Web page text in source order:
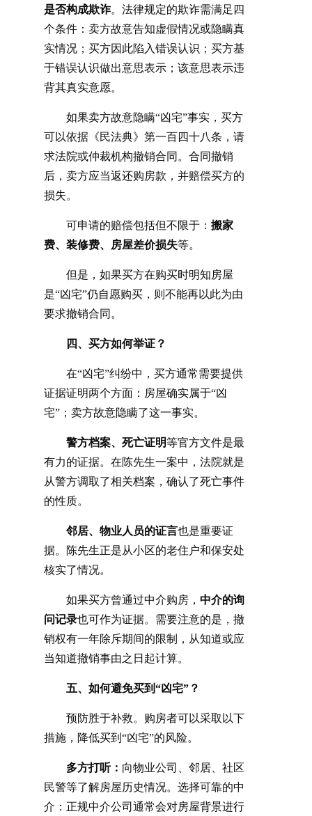
是否构成欺诈。法律规定的欺诈需满足四
个条件：卖方故意告知虚假情况或隐瞒真
实情况；买方因此陷入错误认识；买方基
于错误认识做出意思表示；该意思表示违
背其真实意愿。
如果卖方故意隐瞒“凶宅”事实，买方
可以依据《民法典》第一百四十八条，请
求法院或仲裁机构撤销合同。合同撤销
后，卖方应当返还购房款，并赔偿买方的
损失。
可申请的赔偿包括但不限于：搬家
费、装修费、房屋差价损失等。
但是，如果买方在购买时明知房屋
是“凶宅”仍自愿购买，则不能再以此为由
要求撤销合同。
四、买方如何举证？
在“凶宅”纠纷中，买方通常需要提供
证据证明两个方面：房屋确实属于“凶
宅”；卖方故意隐瞒了这一事实。
警方档案、死亡证明等官方文件是最
有力的证据。在陈先生一案中，法院就是
从警方调取了相关档案，确认了死亡事件
的性质。
邻居、物业人员的证言也是重要证
据。陈先生正是从小区的老住户和保安处
核实了情况。
如果买方曾通过中介购房，中介的询
问记录也可作为证据。需要注意的是，撤
销权有一年除斥期间的限制，从知道或应
当知道撤销事由之日起计算。
五、如何避免买到“凶宅”？
预防胜于补救。购房者可以采取以下
措施，降低买到“凶宅”的风险。
多方打听： 向物业公司、邻居、社区
民警等了解房屋历史情况。选择可靠的中
介：正规中介公司通常会对房屋背景进行